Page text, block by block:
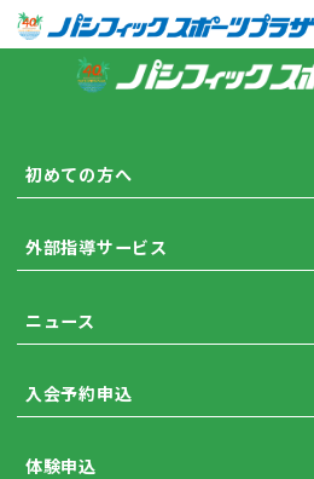
初めての方へ
外部指導サービス
ニュース
入会予約申込
体験申込